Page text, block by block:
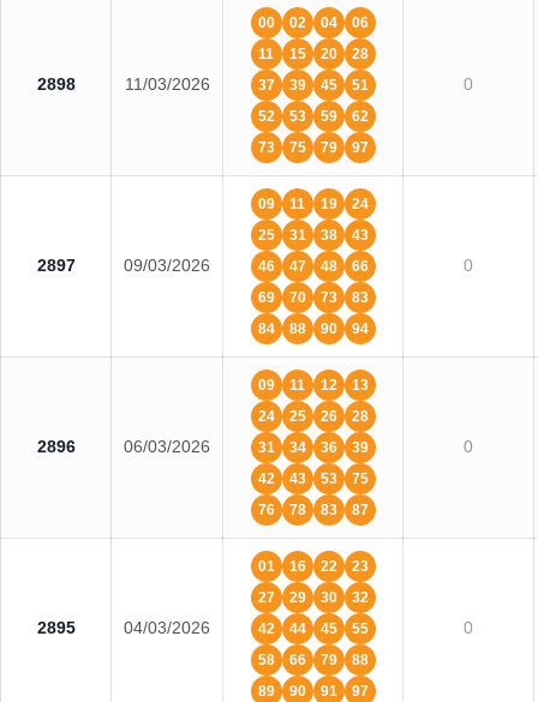
2898 11/03/2026
00 02 04
06
11
15 20
28
37
39 45
51
52
53 59
62
73
75 79 97
0
2897 09/03/2026
09 11 19
24
25
31 38
43
46
47 48
66
69
70 73
83
84
88 90 94
0
2896 06/03/2026
09 11 12
13
24
25 26
28
31
34 36
39
42
43 53
75
76
78 83 87
0
2895 04/03/2026
01 16 22
23
27
29 30
32
42
44 45
55
58
66 79
88
89
90 91 97
0